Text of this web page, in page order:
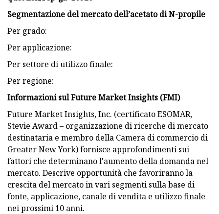
Segmentazione del mercato dell’acetato di N-propile
Per grado:
Per applicazione:
Per settore di utilizzo finale:
Per regione:
Informazioni sul Future Market Insights (FMI)
Future Market Insights, Inc. (certificato ESOMAR,
Stevie Award – organizzazione di ricerche di mercato
destinataria e membro della Camera di commercio di
Greater New York) fornisce approfondimenti sui
fattori che determinano l'aumento della domanda nel
mercato. Descrive opportunità che favoriranno la
crescita del mercato in vari segmenti sulla base di
fonte, applicazione, canale di vendita e utilizzo finale
nei prossimi 10 anni.